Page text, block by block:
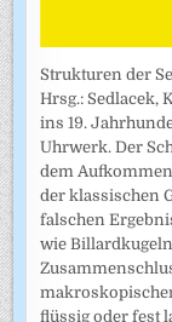
Strukturen der
Hrsg.: Sedlacek,
ins 19.
Uhrwerk. Der
dem
der klassischen
falschen
wie
flüssig oder fest